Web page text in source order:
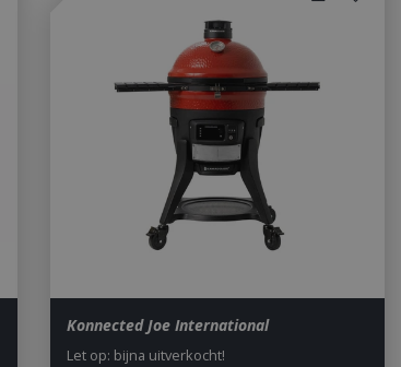
Konnected Joe International
Let op: bijna uitverkocht!